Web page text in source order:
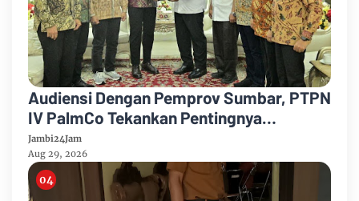
Audiensi Dengan Pemprov Sumbar, PTPN
IV PalmCo Tekankan Pentingnya
Harmonisasi Operasional Kebun
Jambi24Jam
Aug 29, 2026